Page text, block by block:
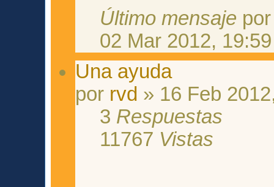
Último mensaje
02 Mar 2012, 19:59
Una ayuda
por rvd » 16 Feb
3 Respuestas
11767 Vistas